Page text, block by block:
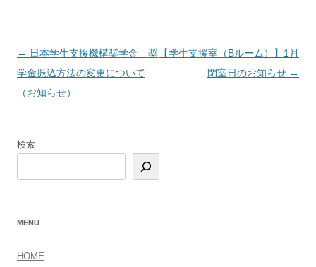
投
稿
ナ
ー
← 日本学生支援機構奨学金 奨
学金振込方法の変更について
（お知らせ）
【学生支援室（Bルーム）】1月
閉室日のお知らせ →
検索
MENU
HOME